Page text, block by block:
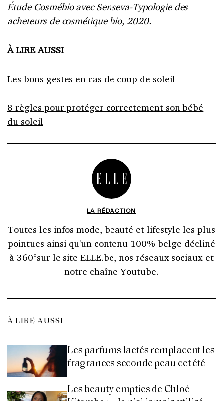
Étude Cosmébioavec Senseva-Typologie des
acheteurs de cosmétique bio, 2020.
À LIRE AUSSI
Les bons gestes en cas de coup de soleil
8 règles pour protéger correctement son bébé
du soleil
LA RÉDACTION
Toutes les infos mode, beauté et lifestyle les plus
pointues ainsi qu'un contenu 100% belge décliné
à 360°sur le site ELLE.be, nos réseaux sociaux et
notre chaîne Youtube.
À LIRE AUSSI
Les parfums lactés remplacent les
fragrances seconde peau cet été
Les beauty empties de Chloé